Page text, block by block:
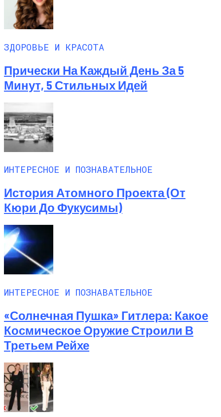
ЗДОРОВЬЕ И КРАСОТА
Прически На Каждый День За 5
Минут, 5 Стильных Идей
ИНТЕРЕСНОЕ И ПОЗНАВАТЕЛЬНОЕ
История Атомного Проекта (от
Кюри До Фукусимы)
ИНТЕРЕСНОЕ И ПОЗНАВАТЕЛЬНОЕ
«Солнечная Пушка» Гитлера: Какое
Космическое Оружие Строили В
Третьем Рейхе